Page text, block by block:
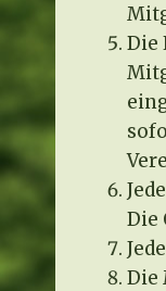
Die
Die
Die